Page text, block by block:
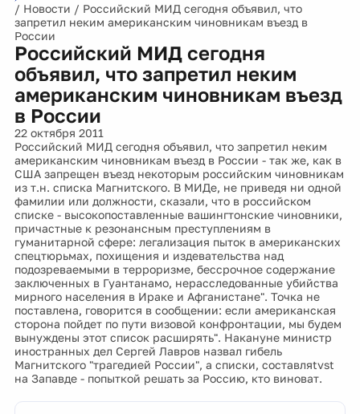
/ Новости / Российский МИД сегодня объявил, что
запретил неким американским чиновникам въезд в
России
Российский МИД сегодня
объявил, что запретил неким
американским чиновникам въезд
в России
22 октября 2011
Российский МИД сегодня объявил, что запретил неким
американским чиновникам въезд в России - так же, как в
США запрещен въезд некоторым российским чиновникам
из т.н. списка Магнитского. В МИДе, не приведя ни одной
фамилии или должности, сказали, что в российском
списке - высокопоставленные вашингтонские чиновники,
причастные к резонансным преступлениям в
гуманитарной сфере: легализация пыток в американских
спецтюрьмах, похищения и издевательства над
подозреваемыми в терроризме, бессрочное содержание
заключенных в Гуантанамо, нерасследованные убийства
мирного населения в Ираке и Афганистане". Точка не
поставлена, говорится в сообщении: если американская
сторона пойдет по пути визовой конфронтации, мы будем
вынуждены этот список расширять". Накануне министр
иностранных дел Сергей Лавров назвал гибель
Магнитского "трагедией России", а списки, составляtvst
на Запавде - попыткой решать за Россию, кто виноват.